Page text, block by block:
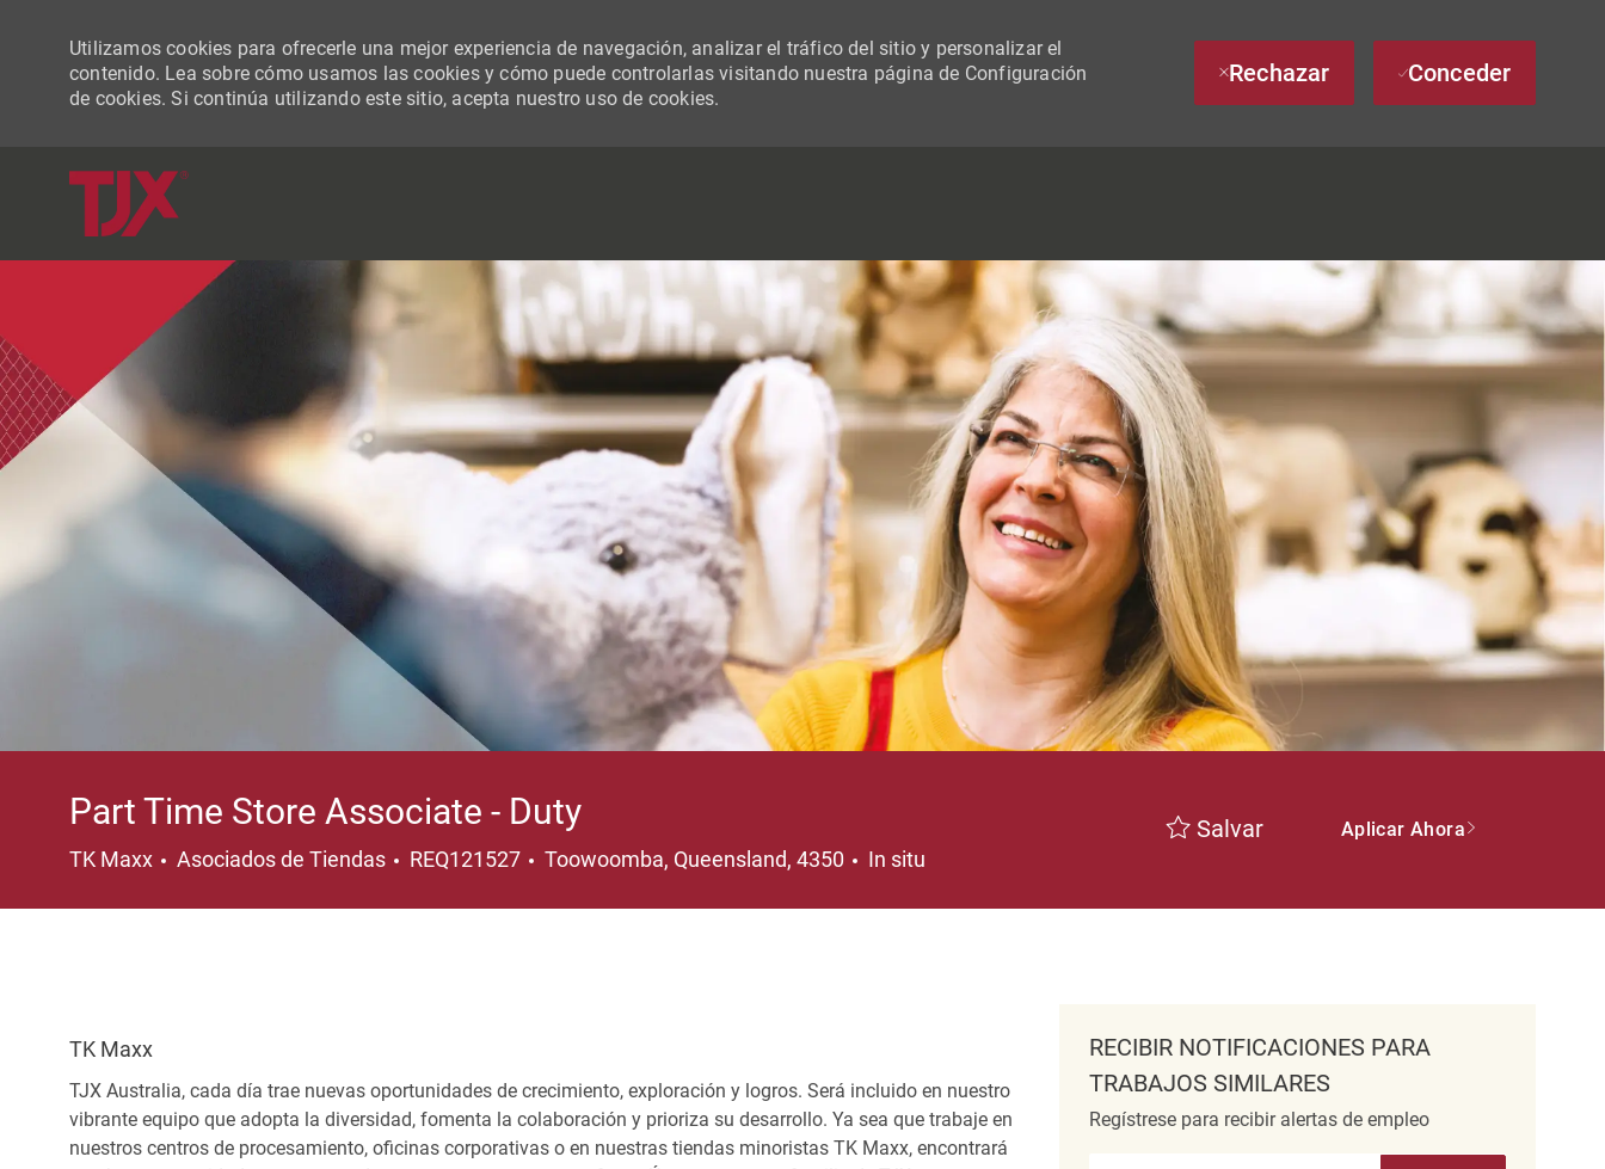
Utilizamos cookies para ofrecerle una mejor experiencia de navegación, analizar el tráfico del sitio y personalizar el
contenido. Lea sobre cómo usamos las cookies y cómo puede controlarlas visitando nuestra página de Configuración
de cookies. Si continúa utilizando este sitio, acepta nuestro uso de cookies.
Rechazar Conceder
Part Time Store Associate - Duty
TK Maxx Categoría
Asociados de Tiendas REQ121527 Ubicación
Toowoomba, Queensland, 4350 In situ
Salvar Aplicar Ahora
TK Maxx
TJX Australia, cada día trae nuevas oportunidades de crecimiento, exploración y logros. Será incluido en nuestro
vibrante equipo que adopta la diversidad, fomenta la colaboración y prioriza su desarrollo. Ya sea que trabaje en
nuestros centros de procesamiento, oficinas corporativas o en nuestras tiendas minoristas TK Maxx, encontrará
RECIBIR NOTIFICACIONES PARA
TRABAJOS SIMILARES
Regístrese para recibir alertas de empleo
Introduzca la dirección de correo electrónico (obligatorio)